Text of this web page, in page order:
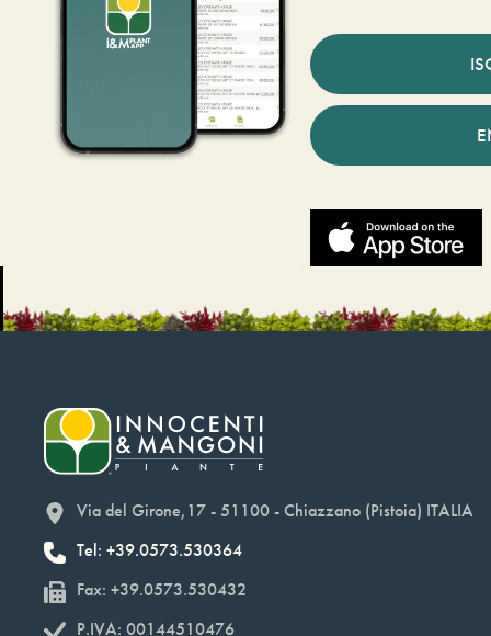
Via del Girone,17 - 51100 - Chiazzano (Pistoia) ITALIA
Tel: +39.0573.530364
Fax: +39.0573.530432
P.IVA: 00144510476